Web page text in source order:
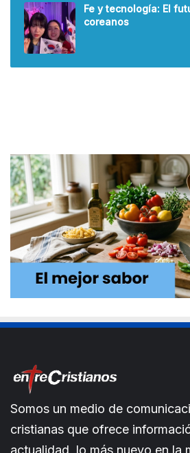
Fe y tecnología: El
coreanos
Somos un medio de
cristianas que ofrece
actualidad, lo más nuevo en la